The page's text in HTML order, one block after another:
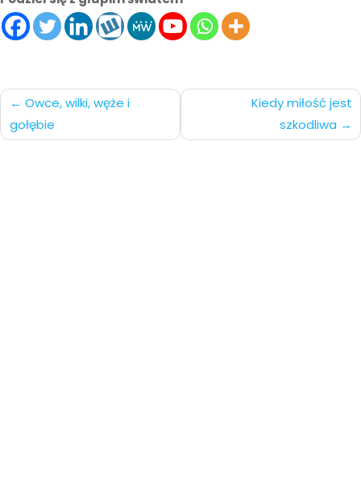
Nawigacja
po
Owce, wilki, węże i
gołębie
Kiedy miłość jest
szkodliwa